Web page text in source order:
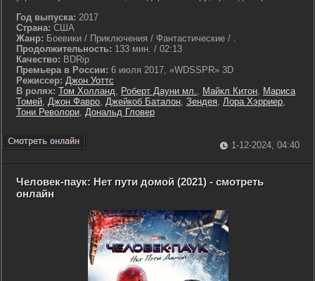
Год выпуска: 2017
Страна: США
Жанр: Боевики / Приключения / Фантастические / .
Продолжительность: 133 мин. / 02:13
Качество: BDRip
Премьера в России: 6 июля 2017, «WDSSPR» 3D
Режиссер: Джон Уоттс
В ролях: Том Холланд, Роберт Дауни мл., Майкл Китон, Мариса
Томей, Джон Фавро, Джейкоб Баталон, Зендея, Лора Хэрриер,
Тони Револори, Дональд Гловер
1-12-2024, 04:40
Человек-паук: Нет пути домой (2021) - смотреть
онлайн